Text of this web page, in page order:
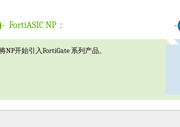
FortiASIC NP：
NP开始引入FortiGate 系列产品。